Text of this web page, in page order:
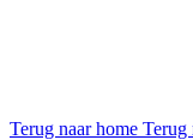
Terug naar home Terug